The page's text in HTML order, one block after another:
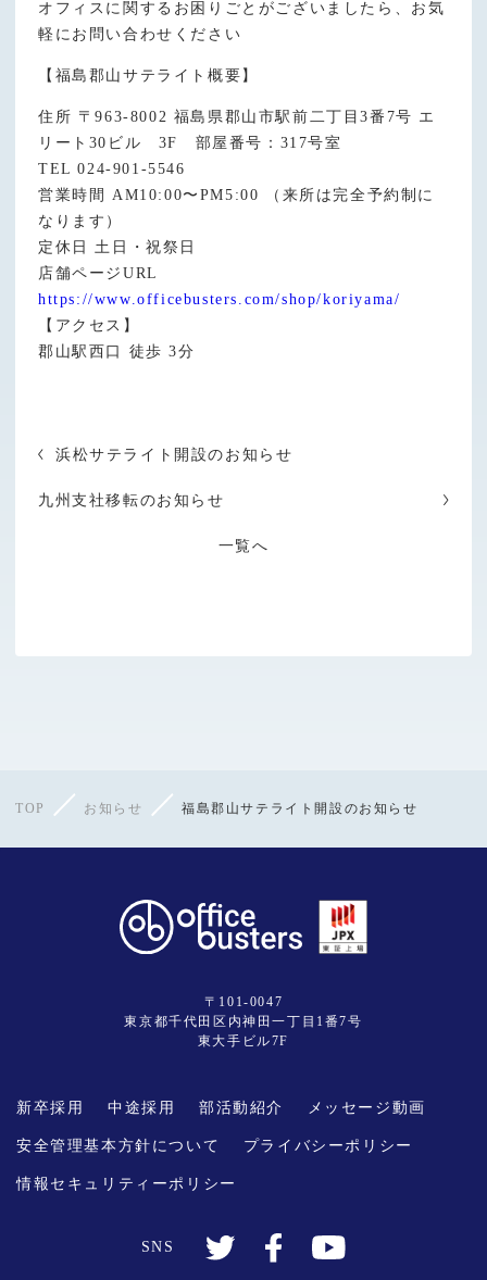
オフィスに関するお困りごとがございましたら、お気
軽にお問い合わせください
【福島郡山サテライト概要】
住所 〒963-8002 福島県郡山市駅前二丁目3番7号 エ
リート30ビル 3F 部屋番号：317号室
TEL 024-901-5546
営業時間 AM10:00〜PM5:00 （来所は完全予約制に
なります）
定休日 土日・祝祭日
店舗ページURL
https://www.officebusters.com/shop/koriyama/
【アクセス】
郡⼭駅⻄⼝ 徒歩 3分
浜松サテライト開設のお知らせ
一覧へ
九州支社移転のお知らせ
TOP お知らせ 福島郡山サテライト開設のお知らせ
〒101-0047
東京都千代田区内神田一丁目1番7号
東大手ビル7F
新卒採用 中途採用 部活動紹介 メッセージ動画
安全管理基本方針について プライバシーポリシー
情報セキュリティーポリシー
SNS